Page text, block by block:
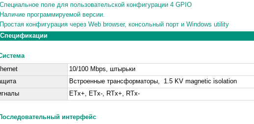
Специальное поле для пользовательской конфигурации 4 GPIO
Наличие программируемой версии.
Простая конфигурация через Web browser, консольный порт и Windows utility
Спецификации
10/100 Mbps, штырьки
Встроенные трансформаторы, 1.5 KV magnetic isolation
ETx+, ETx-, RTx+, RTx-
интерфейс